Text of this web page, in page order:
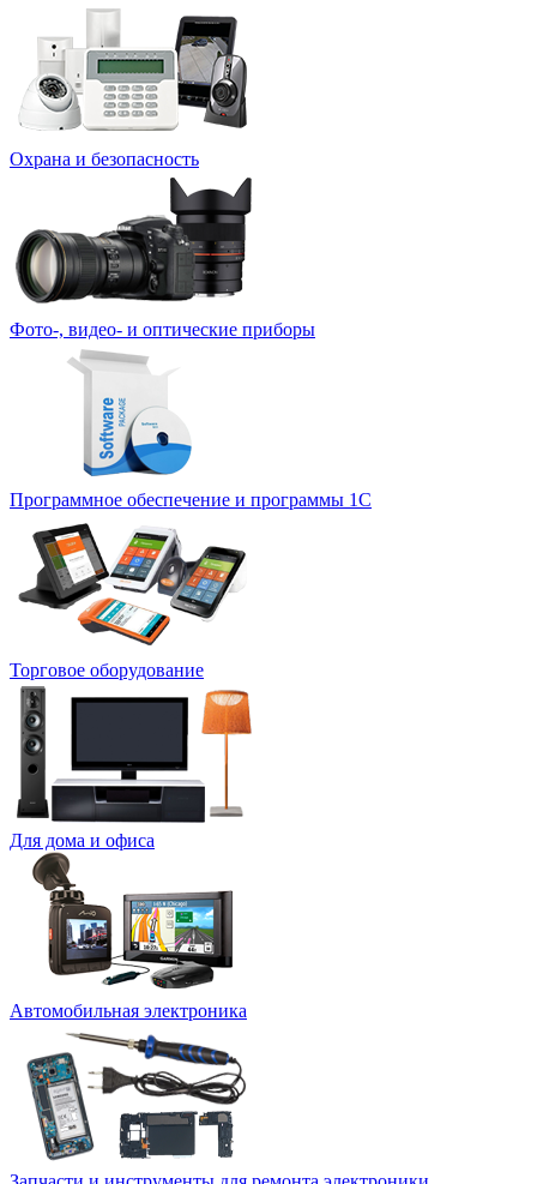
Охрана и безопасность
Фото-, видео- и оптические приборы
Программное обеспечение и программы 1С
Торговое оборудование
Для дома и офиса
Автомобильная электроника